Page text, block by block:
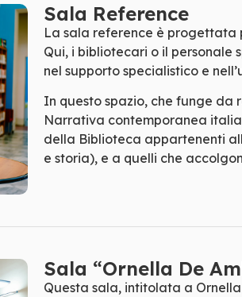
Sala Reference
La sala reference è progettata
Qui, i bibliotecari o il personale
nel supporto specialistico e
In questo spazio, che funge
Narrativa contemporanea
della Biblioteca appartenenti
e storia), e a quelli che
Sala “Ornella De
Questa sala, intitolata a